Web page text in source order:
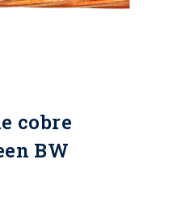
cobre
BW